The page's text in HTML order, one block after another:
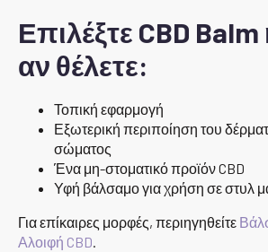
Επιλέξτε CBD
αν θέλετε:
Τοπική εφαρμογή
Εξωτερική περιποίηση του
σώματος
Ένα μη-στοματικό προϊόν CBD
Υφή βάλσαμο για χρήση σε στυλ
Για επίκαιρες μορφές, περιηγηθείτε
Αλοιφή CBD.